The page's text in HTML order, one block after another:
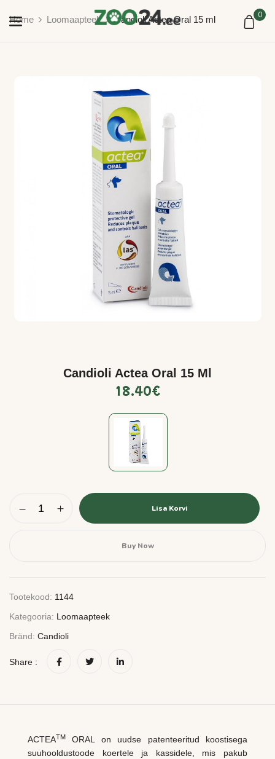
0
Home Loomaapteek Candioli Actea Oral 15 ml
Candioli Actea Oral 15 Ml
18.40€
Lisa Korvi
Buy Now
Tootekood: 1144
Kategooria: Loomaapteek
Bränd: Candioli
Share :
ACTEATM
ORAL on uudse patenteeritud koostisega
suuhooldustoode koertele ja kassidele, mis pakub